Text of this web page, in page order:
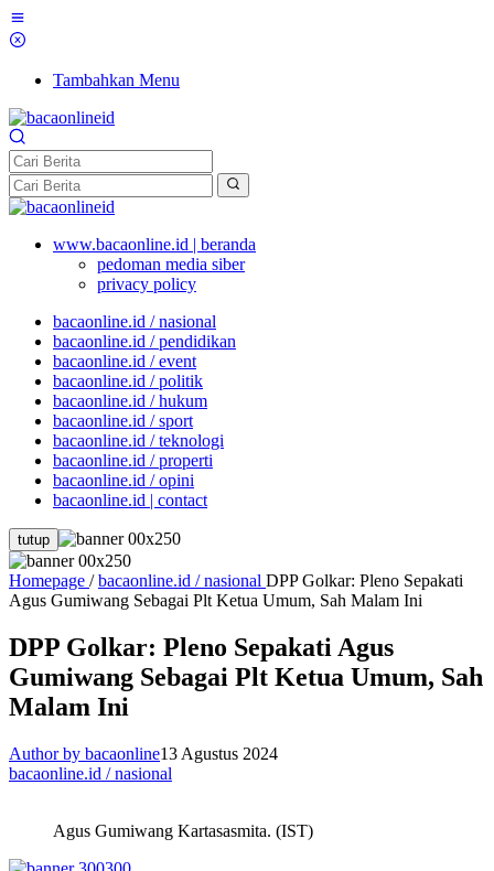
Tambahkan Menu
www.bacaonline.id | beranda
pedoman media siber
privacy policy
bacaonline.id / nasional
bacaonline.id / pendidikan
bacaonline.id / event
bacaonline.id / politik
bacaonline.id / hukum
bacaonline.id / sport
bacaonline.id / teknologi
bacaonline.id / properti
bacaonline.id / opini
bacaonline.id | contact
tutup
Homepage / bacaonline.id / nasional DPP Golkar: Pleno Sepakati
Agus Gumiwang Sebagai Plt Ketua Umum, Sah Malam Ini
DPP Golkar: Pleno Sepakati Agus
Gumiwang Sebagai Plt Ketua Umum, Sah
Malam Ini
Author by bacaonline13 Agustus 2024
bacaonline.id / nasional
Agus Gumiwang Kartasasmita. (IST)